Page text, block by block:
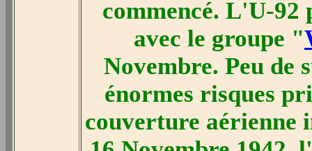
commencé. L'U-
avec le groupe "
Novembre. Peu de
énormes risques
couverture aérienne